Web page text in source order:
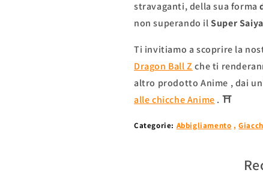
stravaganti, della sua forma
non superando il Super
Ti invitiamo a scoprire la
Dragon Ball Z che ti
altro prodotto Anime , dai
alle chicche Anime . ⛩
Categorie: Abbigliamento ,